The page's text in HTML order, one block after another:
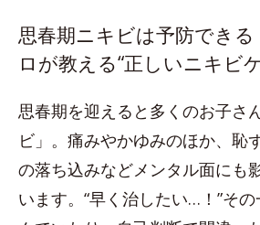
思春期ニキビは予防でき
ロが教える“正しいニキビ
思春期を迎えると多くのお子さ
ビ」。痛みやかゆみのほか、恥
の落ち込みなどメンタル面にも
います。“早く治したい…！”そ